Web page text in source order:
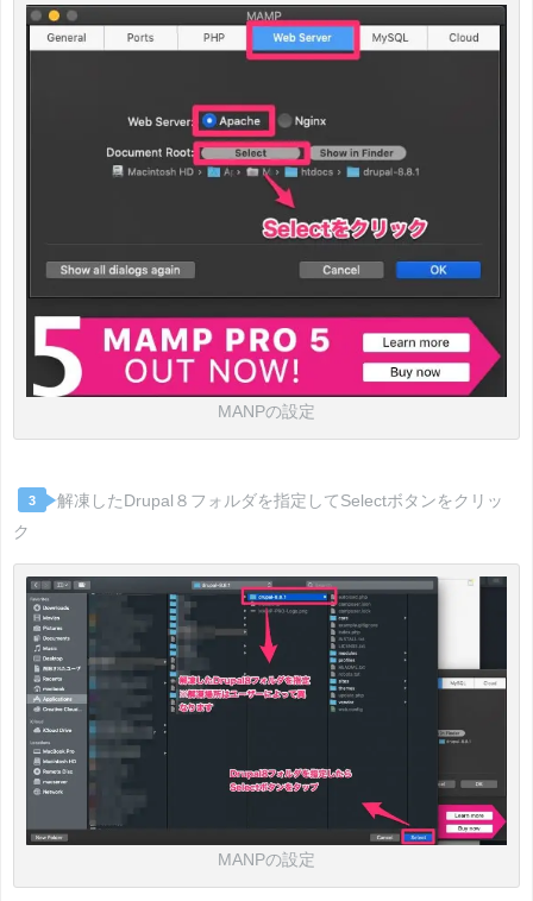
MANPの設定
3
解凍したDrupal８フォルダを指定してSelectボタンをクリッ
ク
MANPの設定